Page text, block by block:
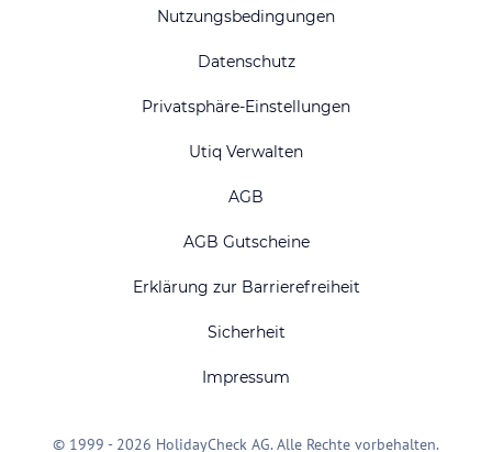
Nutzungsbedingungen
Datenschutz
Privatsphäre-Einstellungen
Utiq Verwalten
AGB
AGB Gutscheine
Erklärung zur Barrierefreiheit
Sicherheit
Impressum
© 1999 - 2026 HolidayCheck AG. Alle Rechte vorbehalten.